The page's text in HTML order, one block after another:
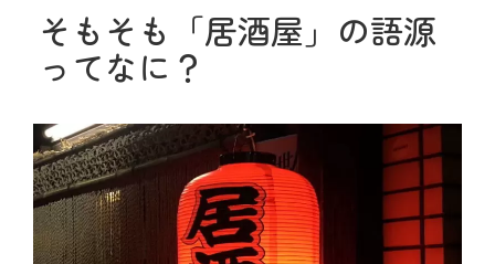
そもそも「居酒屋」の語源
ってなに？